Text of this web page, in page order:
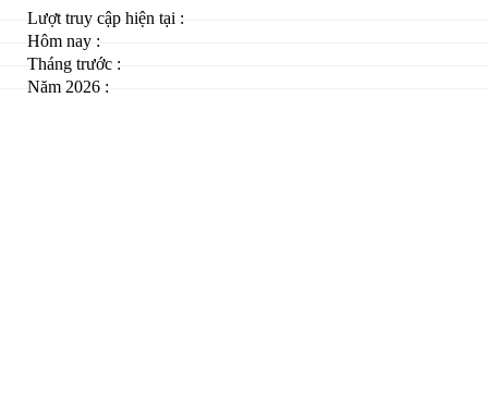
Lượt truy cập hiện tại :
Hôm nay :
Tháng trước :
Năm 2026 :